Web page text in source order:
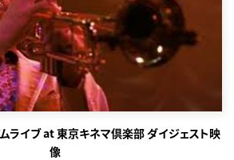
ムライブ at 東京キネマ倶楽部 ダイジェスト映
像